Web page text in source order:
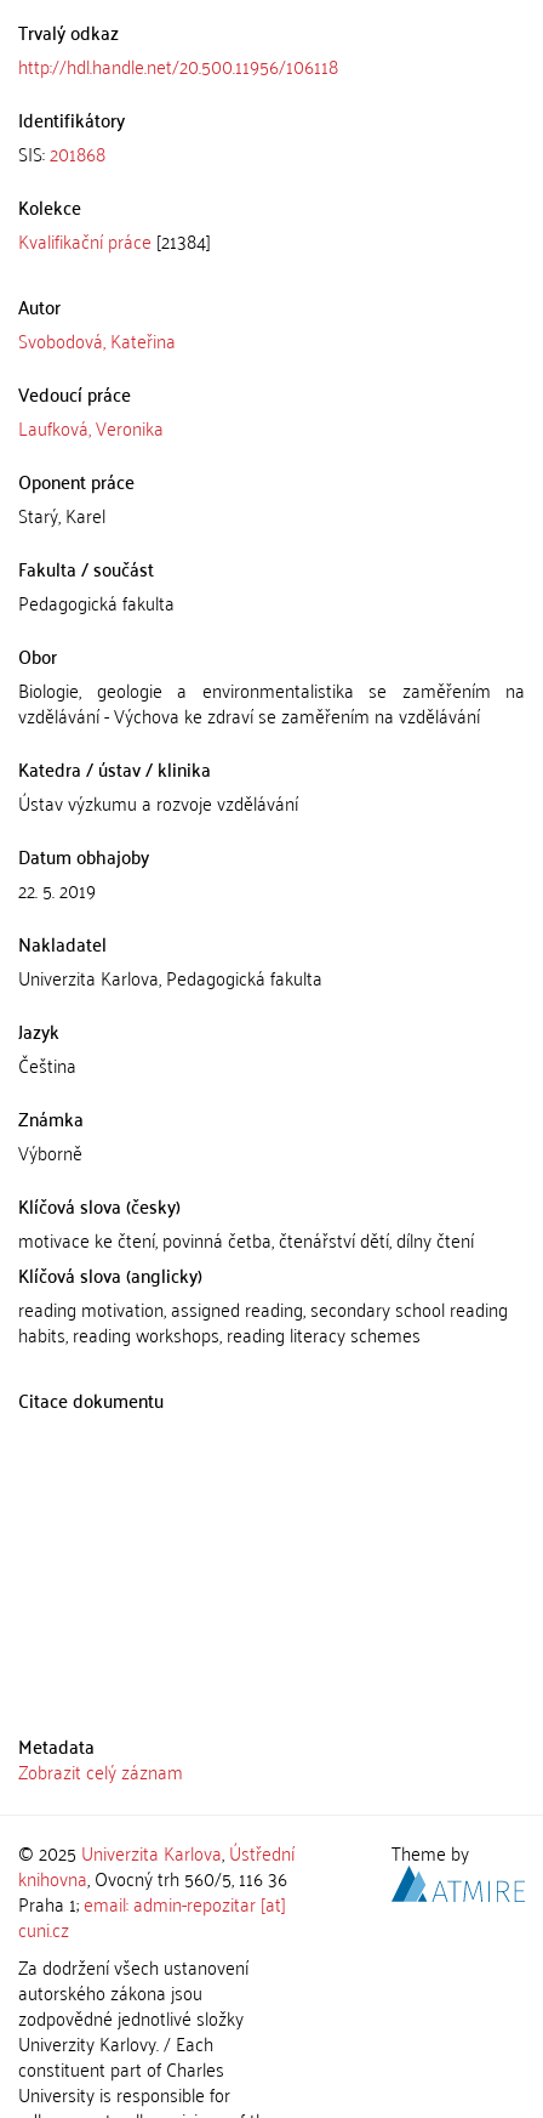
Trvalý odkaz
http://hdl.handle.net/20.500.11956/106118
Identifikátory
SIS:201868
Kolekce
Kvalifikační práce [21384]
Autor
Svobodová, Kateřina
Vedoucí práce
Laufková, Veronika
Oponent práce
Starý, Karel
Fakulta / součást
Pedagogická fakulta
Obor
Biologie, geologie a environmentalistika se zaměřením na
vzdělávání - Výchova ke zdraví se zaměřením na vzdělávání
Katedra / ústav / klinika
Ústav výzkumu a rozvoje vzdělávání
Datum obhajoby
22. 5. 2019
Nakladatel
Univerzita Karlova, Pedagogická fakulta
Jazyk
Čeština
Známka
Výborně
Klíčová slova (česky)
motivace ke čtení, povinná četba, čtenářství dětí, dílny čtení
Klíčová slova (anglicky)
reading motivation, assigned reading, secondary school reading
habits, reading workshops, reading literacy schemes
Citace dokumentu
Metadata
Zobrazit celý záznam
© 2025 Univerzita Karlova,Ústřední
knihovna, Ovocný trh 560/5, 116 36
Praha 1;email: admin-repozitar [at]
cuni.cz
Za dodržení všech ustanovení
autorského zákona jsou
zodpovědné jednotlivé složky
Univerzity Karlovy. / Each
constituent part of Charles
University is responsible for
Theme by